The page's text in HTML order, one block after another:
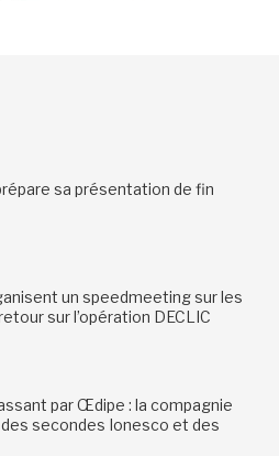
sa présentation de fin
un speedmeeting sur les
sur l’opération DECLIC
par Œdipe : la compagnie
des secondes Ionesco et des